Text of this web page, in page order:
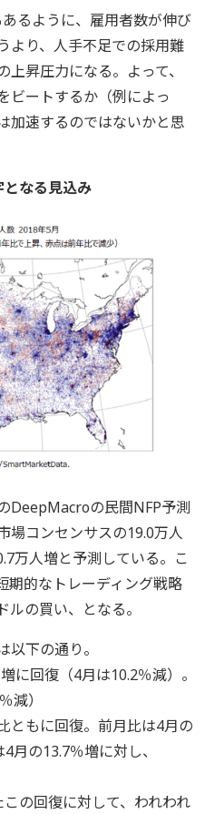
るように、雇用者数が伸び
より、人手不足での採用難
昇圧力になる。よって、
ビートするか（例によっ
加速するのではないかと思
なる見込み
DeepMacroの民間NFP予測
場コンセンサスの19.0万人
万人増と予測している。こ
期的なトレーディング戦略
の買い、となる。
下の通り。
に回復（4月は10.2％減）。
減）
もに回復。前月比は4月の
月の13.7％増に対し、
の回復に対して、われわれ